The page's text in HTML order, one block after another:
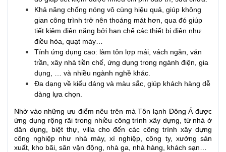
Khả năng chống nóng vô cùng hiệu quả, giúp không
gian công trình trở nên thoáng mát hơn, qua đó giúp
tiết kiệm điện năng bởi hạn chế các thiết bị điện như
điều hòa, quạt máy…
Tính ứng dụng cao: làm tôn lợp mái, vách ngăn, ván
trần, xây nhà tiền chế, ứng dụng trong ngành điện, gia
dụng, … và nhiều ngành nghề khác.
Đa dạng về kiểu dáng và màu sắc, giúp khách hàng dễ
dàng lựa chọn.
Nhờ vào những ưu điểm nêu trên mà Tôn lạnh Đông Á được
ứng dụng rộng rãi trong nhiều công trình xây dựng, từ nhà ở
dân dụng, biệt thự, villa cho đến các công trình xây dựng
công nghiệp như nhà máy, xí nghiệp, công ty, xưởng sản
xuất, kho bãi, sân vận động, nhà ga, nhà hàng, khách sạn…